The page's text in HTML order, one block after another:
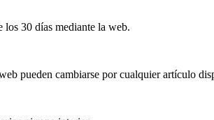
los 30 días mediante la web.
pueden cambiarse por cualquier artículo